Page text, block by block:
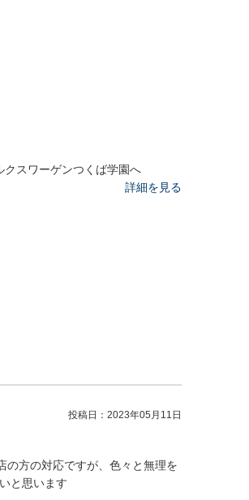
クスワーゲンつくば学園へ
詳細を見る
投稿日： 2023年05月11日
の方の対応ですが、色々と無理を
と思います